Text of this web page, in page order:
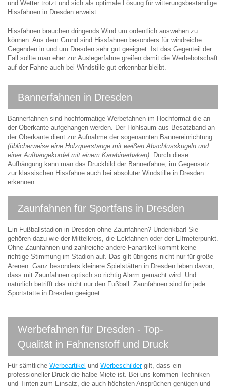
und Wetter trotzt und sich als optimale Lösung für witterungsbeständige
Hissfahnen in Dresden erweist.
Hissfahnen brauchen dringends Wind um ordentlich auswehen zu
können. Aus dem Grund sind Hissfahnen besonders für windreiche
Gegenden in und um Dresden sehr gut geeignet. Ist das Gegenteil der
Fall sollte man eher zur Auslegerfahne greifen damit die Werbebotschaft
auf der Fahne auch bei Windstille gut erkennbar bleibt.
Bannerfahnen in Dresden
Bannerfahnen sind hochformatige Werbefahnen im Hochformat die an
der Oberkante aufgehangen werden. Der Hohlsaum aus Besatzband an
der Oberkante dient zur Aufnahme der sogenannten Bannereinrichtung
(üblicherweise eine Holzquerstange mit weißen Abschlusskugeln und
einer Aufhängekordel mit einem Karabinerhaken) . Durch diese
Aufhängung kann man das Druckbild der Bannerfahne, im Gegensatz
zur klassischen Hissfahne auch bei absoluter Windstille in Dresden
erkennen.
Zaunfahnen für Sportfans in Dresden
Ein Fußballstadion in Dresden ohne Zaunfahnen? Undenkbar! Sie
gehören dazu wie der Mittelkreis, die Eckfahnen oder der Elfmeterpunkt.
Ohne Zaunfahnen und zahlreiche andere Fanartikel kommt keine
richtige Stimmung im Stadion auf. Das gilt übrigens nicht nur für große
Arenen. Ganz besonders kleinere Spielstätten in Dresden leben davon,
dass mit Zaunfahnen optisch so richtig Alarm gemacht wird. Und
natürlich betrifft das nicht nur den Fußball. Zaunfahnen sind für jede
Sportstätte in Dresden geeignet.
Werbefahnen für Dresden - Top-
Qualität in Fahnenstoff und Druck
Für sämtliche Werbeartikel und Werbeschildergilt, dass ein
professioneller Druck die halbe Miete ist. Bei uns kommen Techniken
und Tinten zum Einsatz, die auch höchsten Ansprüchen genügen und